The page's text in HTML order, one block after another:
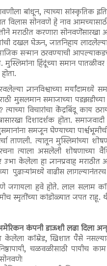
बांधून, त्याच्या सांस्कृतिक
विलास सोनवणे हे नाव
मराठीत करणारा
दखल घेऊन, जातनिहाय
सन्मान ठरवण्याची
हिंदूंच्या समान पातळीवर
ज्ञानविश्वाच्या मर्यांदामध्ये
मुसलमान समाजाच्या
विचारांचा केंद्रबिंदू काय
दिशादर्शक होता.
समजून घेण्याच्या
चर्चा ताणली. त्यातून मुस्लिमांच्या
त्याला असलेली शोषणाच्या
केलेला हा ज्ञानप्रवाह
पुढाऱ्यांमध्ये वाढीस
जगायला हवे होते. लाल सलाम
स्मृतींच्या कांडोळ्यात जपत
कंपनी डाऊशी लढा दिला
कॉम्रेड, खिशात पैसे
चळवळीसाठी